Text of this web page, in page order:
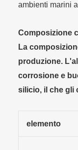
ambienti marini
Composizione
La
produzione.
corrosione e
silicio, il che gli
elemento